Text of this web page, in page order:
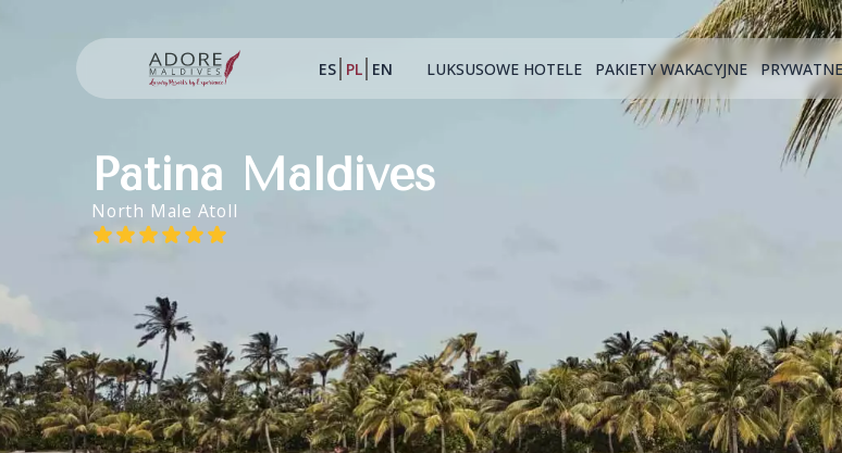
ES PL EN LUKSUSOWE HOTELE PAKIETY WAKACYJNE
Patina Maldives
North Male Atoll